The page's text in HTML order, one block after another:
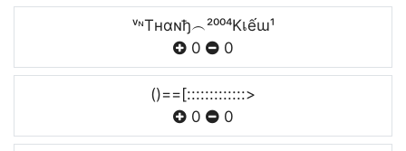
ᵛᶰTнαɴђ︵²⁰⁰⁴Kเếɯ¹
0
0
()==[:::::::::::::>
0
0